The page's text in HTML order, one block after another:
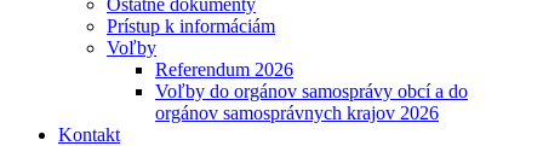
Ostatné dokumenty
Prístup k informáciám
Voľby
Referendum 2026
Voľby do orgánov samosprávy obcí a do
orgánov samosprávnych krajov 2026
Kontakt